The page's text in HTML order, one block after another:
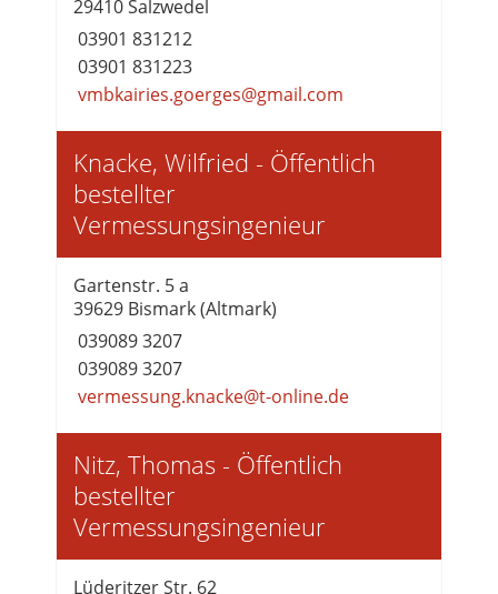
29410 Salzwedel
03901 831212
03901 831223
vmbkairies.goerges@gmail.com
Knacke, Wilfried - Öffentlich
bestellter
Vermessungsingenieur
Gartenstr. 5 a
39629 Bismark (Altmark)
039089 3207
039089 3207
vermessung.knacke@t-online.de
Nitz, Thomas - Öffentlich
bestellter
Vermessungsingenieur
Lüderitzer Str. 62